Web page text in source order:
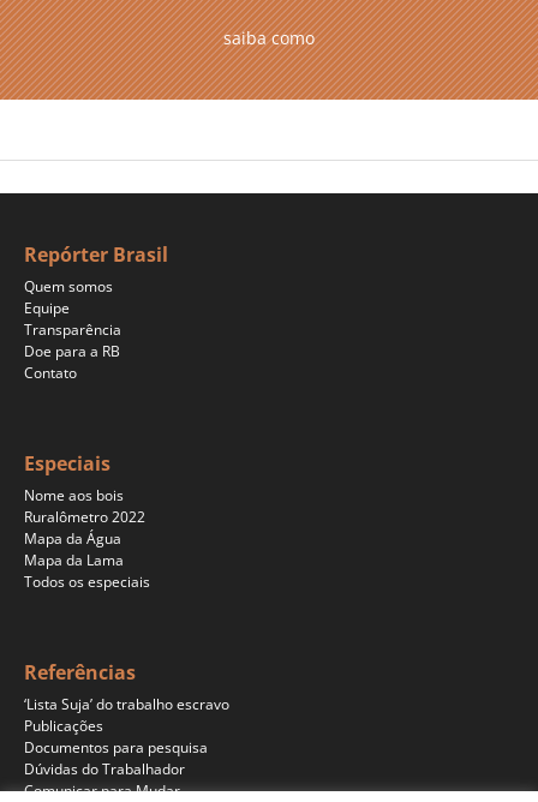
saiba como
Repórter Brasil
Quem somos
Equipe
Transparência
Doe para a RB
Contato
Especiais
Nome aos bois
Ruralômetro 2022
Mapa da Água
Mapa da Lama
Todos os especiais
Referências
‘Lista Suja’ do trabalho escravo
Publicações
Documentos para pesquisa
Dúvidas do Trabalhador
Comunicar para Mudar